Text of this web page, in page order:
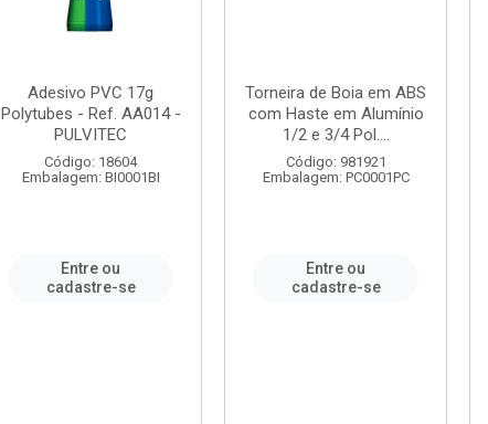
Adesivo PVC 17g
Polytubes - Ref. AA014 -
PULVITEC
Código: 18604
Embalagem: BI0001BI
Entre ou
cadastre-se
Torneira de Boia em ABS
com Haste em Alumínio
1/2 e 3/4 Pol....
Código: 981921
Embalagem: PC0001PC
Entre ou
cadastre-se